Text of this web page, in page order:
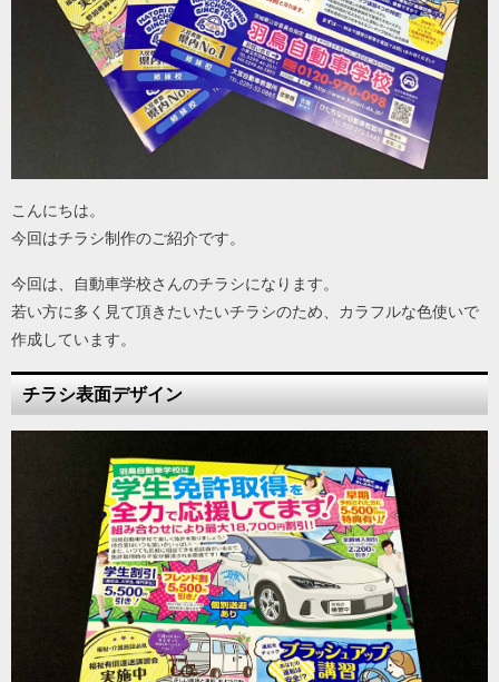
こんにちは。
今回はチラシ制作のご紹介です。
今回は、自動車学校さんのチラシになります。
若い方に多く見て頂きたいたいチラシのため、カラフルな色使いで
作成しています。
チラシ表面デザイン